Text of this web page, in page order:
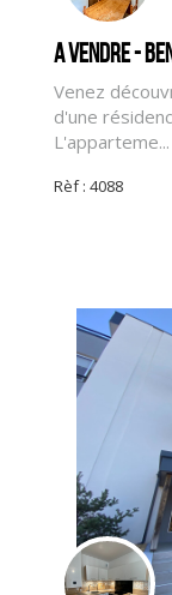
A vendre -
Venez
d'une
L'apparteme...
Rèf : 4088